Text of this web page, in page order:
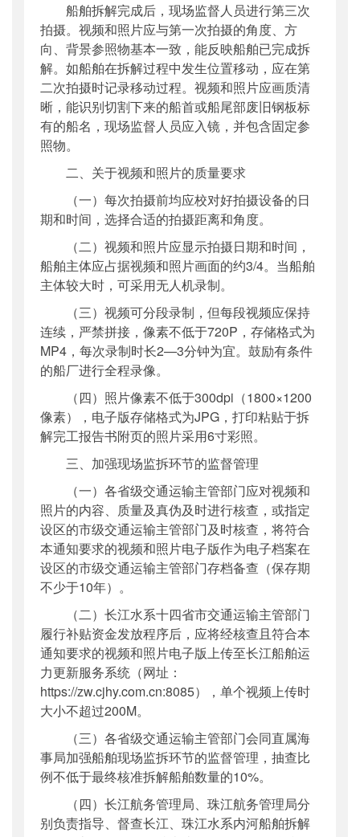
船舶拆解完成后，现场监督人员进行第三次
拍摄。视频和照片应与第一次拍摄的角度、方
向、背景参照物基本一致，能反映船舶已完成拆
解。如船舶在拆解过程中发生位置移动，应在第
二次拍摄时记录移动过程。视频和照片应画质清
晰，能识别切割下来的船首或船尾部废旧钢板标
有的船名，现场监督人员应入镜，并包含固定参
照物。
二、关于视频和照片的质量要求
（一）每次拍摄前均应校对好拍摄设备的日
期和时间，选择合适的拍摄距离和角度。
（二）视频和照片应显示拍摄日期和时间，
船舶主体应占据视频和照片画面的约3/4。当船舶
主体较大时，可采用无人机录制。
（三）视频可分段录制，但每段视频应保持
连续，严禁拼接，像素不低于720P，存储格式为
MP4，每次录制时长2—3分钟为宜。鼓励有条件
的船厂进行全程录像。
（四）照片像素不低于300dpi（1800×1200
像素），电子版存储格式为JPG，打印粘贴于拆
解完工报告书附页的照片采用6寸彩照。
三、加强现场监拆环节的监督管理
（一）各省级交通运输主管部门应对视频和
照片的内容、质量及真伪及时进行核查，或指定
设区的市级交通运输主管部门及时核查，将符合
本通知要求的视频和照片电子版作为电子档案在
设区的市级交通运输主管部门存档备查（保存期
不少于10年）。
（二）长江水系十四省市交通运输主管部门
履行补贴资金发放程序后，应将经核查且符合本
通知要求的视频和照片电子版上传至长江船舶运
力更新服务系统（网址：
https://zw.cjhy.com.cn:8085），单个视频上传时
大小不超过200M。
（三）各省级交通运输主管部门会同直属海
事局加强船舶现场监拆环节的监督管理，抽查比
例不低于最终核准拆解船舶数量的10%。
（四）长江航务管理局、珠江航务管理局分
别负责指导、督查长江、珠江水系内河船舶拆解